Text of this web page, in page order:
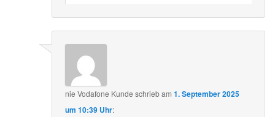
nie Vodafone Kunde schriebam1. September 2025
um 10:39 Uhr: